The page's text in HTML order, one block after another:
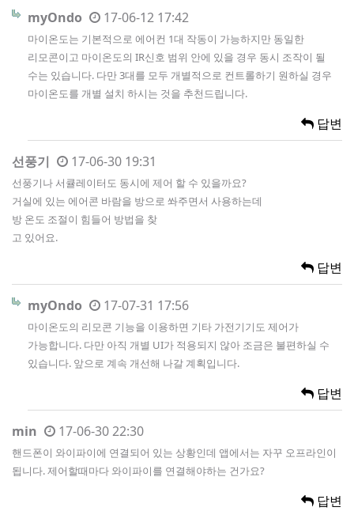
myOndo 17-06-12 17:42
마이온도는 기본적으로 에어컨 1대 작동이 가능하지만 동일한
리모콘이고 마이온도의 IR신호 범위 안에 있을 경우 동시 조작이 될
수는 있습니다. 다만 3대를 모두 개별적으로 컨트롤하기 원하실 경우
마이온도를 개별 설치 하시는 것을 추천드립니다.
답변
선풍기 17-06-30 19:31
선풍기나 서큘레이터도 동시에 제어 할 수 있을까요?
거실에 있는 에어콘 바람을 방으로 쏴주면서 사용하는데
방 온도 조절이 힘들어 방법을 찾
고 있어요.
답변
myOndo 17-07-31 17:56
마이온도의 리모콘 기능을 이용하면 기타 가전기기도 제어가
가능합니다. 다만 아직 개별 UI가 적용되지 않아 조금은 불편하실 수
있습니다. 앞으로 계속 개선해 나갈 계획입니다.
답변
min 17-06-30 22:30
핸드폰이 와이파이에 연결되어 있는 상황인데 앱에서는 자꾸 오프라인이
됩니다. 제어할때마다 와이파이를 연결해야하는 건가요?
답변